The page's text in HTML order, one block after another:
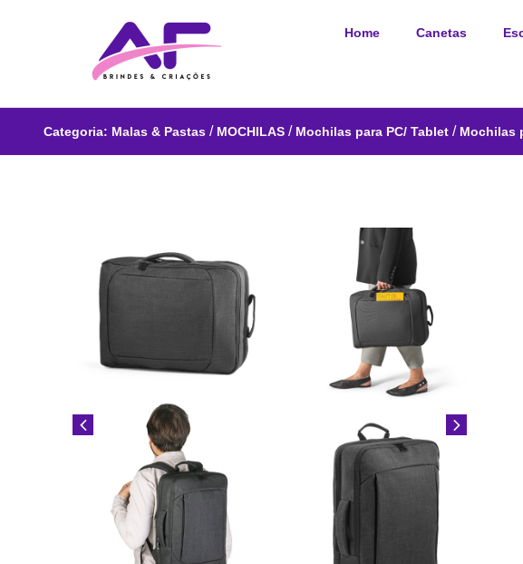
Home Canetas
Categoria: Malas & Pastas / MOCHILAS / Mochilas para PC/ Tablet / Mochilas